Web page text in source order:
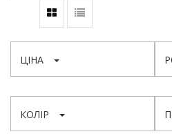
ЦІНА
КОЛІР